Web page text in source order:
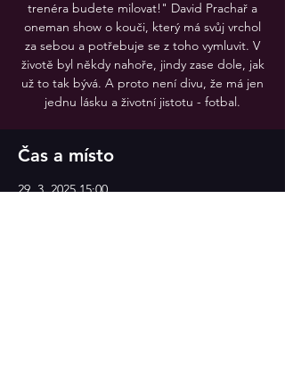
trenéra budete milovat!" David Prachař a
oneman show o kouči, který má svůj vrchol
za sebou a potřebuje se z toho vymluvit. V
životě byl někdy nahoře, jindy zase dole, jak
už to tak bývá. A proto není divu, že má jen
jednu lásku a životní jistotu - fotbal.
Čas a místo
29. 3. 2025 15:00